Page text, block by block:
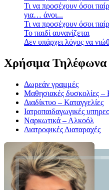
Τι να προσέχουν όσοι
για… άνοι...
Τι να προσέχουν όσοι
Το παιδί αυνανίζεται
Δεν υπάρχει λόγος να
Χρήσιμα Τηλέφωνα
Δωρεάν γραμμές
Μαθησιακές δυσκολίες
Διαδίκτυο – Καταγγελίες
Ιατροπαιδαγωγικές
Ναρκωτικά – Αλκοόλ
Διατροφικές Διαταραχές